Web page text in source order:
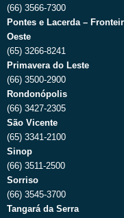
(66) 3566-7300
Pontes e Lacerda –
Oeste
(65) 3266-8241
Primavera do Leste
(66) 3500-2900
Rondonópolis
(66) 3427-2305
São Vicente
(65) 3341-2100
Sinop
(66) 3511-2500
Sorriso
(66) 3545-3700
Tangará da Serra